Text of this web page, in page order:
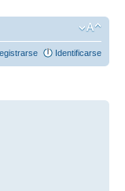
Identificarse